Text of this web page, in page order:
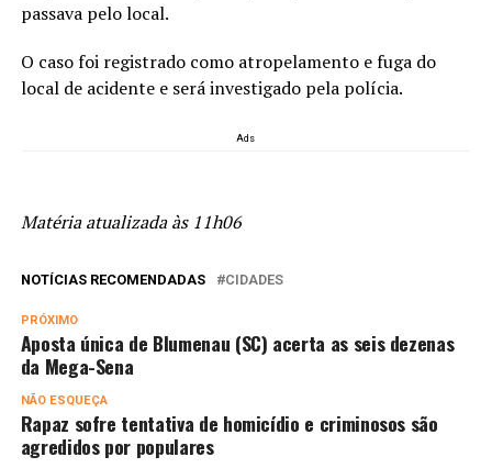
passava pelo local.
O caso foi registrado como atropelamento e fuga do
local de acidente e será investigado pela polícia.
Ads
Matéria atualizada às 11h06
NOTÍCIAS RECOMENDADAS CIDADES
PRÓXIMO
Aposta única de Blumenau (SC) acerta as seis dezenas
da Mega-Sena
NÃO ESQUEÇA
Rapaz sofre tentativa de homicídio e criminosos são
agredidos por populares